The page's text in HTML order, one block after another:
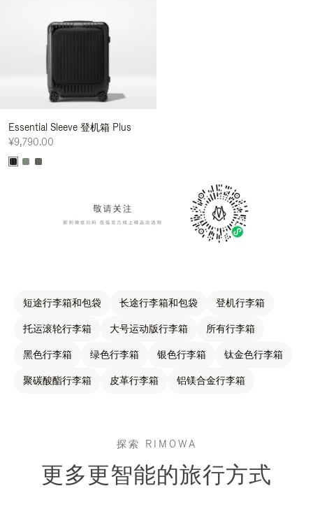
Essential Sleeve 登机箱 Plus
¥9,790.00
短途行李箱和包袋 长途行李箱和包袋 登机行李箱
托运滚轮行李箱 大号运动版行李箱 所有行李箱
黑色行李箱 绿色行李箱 银色行李箱 钛金色行李箱
聚碳酸酯行李箱 皮革行李箱 铝镁合金行李箱
探索 RIMOWA
更多更智能的旅行方式